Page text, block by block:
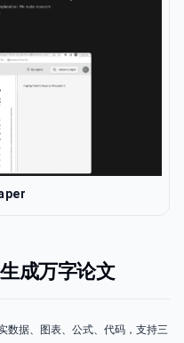
成万字论文
数据、图表、公式、代码，支持三